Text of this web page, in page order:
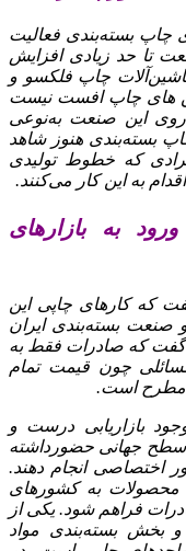
چاپ بسته‌بندی فعالیت
تا حد زیادی افزایش
چاپ فلکسو و
های چاپ افست نیست
این صنعت به‌نوعی
بسته‌بندی هنوز شاهد
که خطوط تولیدی
به این کار می‌کنند.
به بازارهای
که کارهای چاپی این
بسته‌بندی ایران
گفت که صادرات فقط به
چون قیمت تمام
مطرح است.
بازاریابی درست و
سطح جهانی حضورداشته
اختصاصی انجام دهند.
محصولات به کشورهای
فراهم شود. یکی از
بخش بسته‌بندی مواد